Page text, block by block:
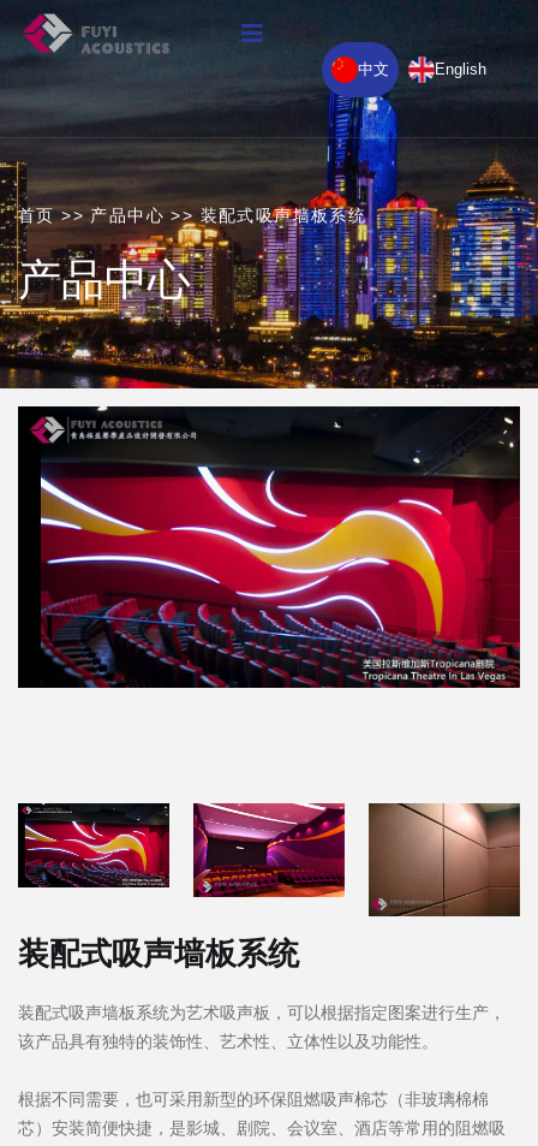
中文 English
首页>>产品中心 >> 装配式吸声墙板系统
产品中心
装配式吸声墙板系统
装配式吸声墙板系统为艺术吸声板，可以根据指定图案进行生产，
该产品具有独特的装饰性、艺术性、立体性以及功能性。
根据不同需要，也可采用新型的环保阻燃吸声棉芯（非玻璃棉棉
芯）安装简便快捷，是影城、剧院、会议室、酒店等常用的阻燃吸